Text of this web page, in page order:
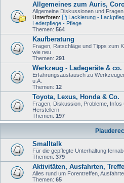
Allgemeines zum Auris,
Allgemeine Diskussionen und
Unterforen:
Lackierung -
Lederpflege - Pflege
Themen: 564
Kaufberatung
Fragen, Ratschläge und Tipps zum
wie neu
Themen: 291
Werkzeug - Ladegeräte & co.
Erfahrungsaustausch zu
u.Ä.
Themen: 12
Toyota, Lexus, Honda & Co.
Fragen, Diskussion, Probleme,
Herstellern
Themen: 197
Smalltalk
Für die gepflegte Unterhaltung
Themen: 379
Aktivitäten, Ausfahrten,
Alles rund um Forentreffen,
Themen: 65